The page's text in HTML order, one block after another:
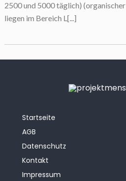
2500 und 5000 täglich)
liegen im Bereich L[...]
Startseite
AGB
Datenschutz
Kontakt
Impressum